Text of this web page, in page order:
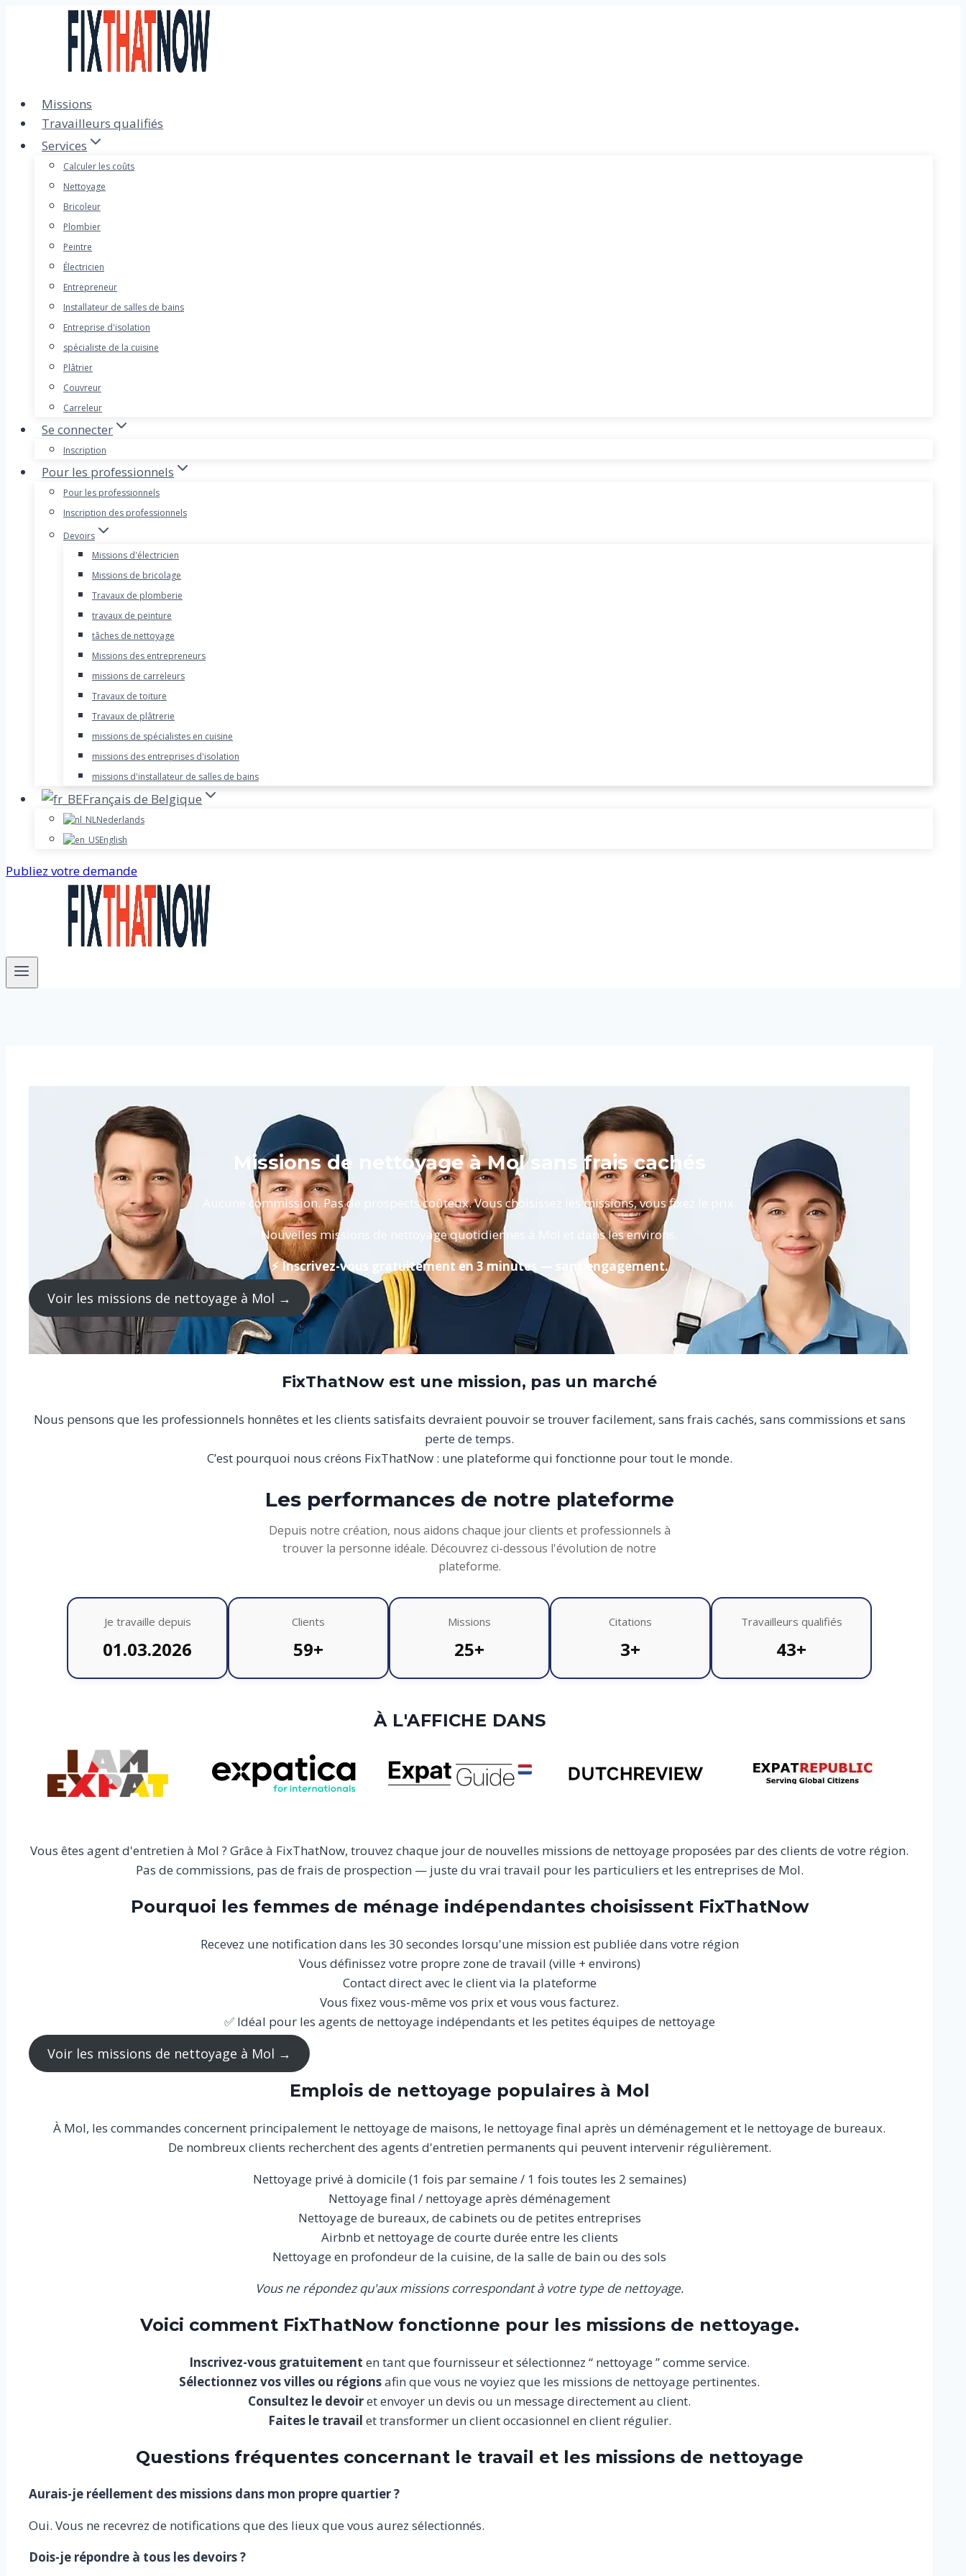
Missions
Travailleurs qualifiés
Services
Calculer les coûts
Nettoyage
Bricoleur
Plombier
Peintre
Électricien
Entrepreneur
Installateur de salles de bains
Entreprise d'isolation
spécialiste de la cuisine
Plâtrier
Couvreur
Carreleur
Se connecter
Inscription
Pour les professionnels
Pour les professionnels
Inscription des professionnels
Devoirs
Missions d'électricien
Missions de bricolage
Travaux de plomberie
travaux de peinture
tâches de nettoyage
Missions des entrepreneurs
missions de carreleurs
Travaux de toiture
Travaux de plâtrerie
missions de spécialistes en cuisine
missions des entreprises d'isolation
missions d'installateur de salles de bains
Français de Belgique
Nederlands
English
Publiez votre demande
Missions de nettoyage à Mol sans frais cachés
Aucune commission. Pas de prospects coûteux. Vous choisissez les missions, vous fixez le prix.
Nouvelles missions de nettoyage quotidiennes à Mol et dans les environs.
⚡ Inscrivez-vous gratuitement en 3 minutes — sans engagement.
Voir les missions de nettoyage à Mol →
FixThatNow est une mission, pas un marché
Nous pensons que les professionnels honnêtes et les clients satisfaits devraient pouvoir se trouver facilement, sans frais cachés, sans commissions et sans
perte de temps.
C’est pourquoi nous créons FixThatNow : une plateforme qui fonctionne pour tout le monde.
Les performances de notre plateforme
Depuis notre création, nous aidons chaque jour clients et professionnels à
trouver la personne idéale. Découvrez ci-dessous l'évolution de notre
plateforme.
Je travaille depuis
01.03.2026
Clients
59+
Missions
25+
Citations
3+
Travailleurs qualifiés
43+
À L'AFFICHE DANS
Vous êtes agent d'entretien à Mol ? Grâce à FixThatNow, trouvez chaque jour de nouvelles missions de nettoyage proposées par des clients de votre région.
Pas de commissions, pas de frais de prospection — juste du vrai travail pour les particuliers et les entreprises de Mol.
Pourquoi les femmes de ménage indépendantes choisissent FixThatNow
Recevez une notification dans les 30 secondes lorsqu'une mission est publiée dans votre région
Vous définissez votre propre zone de travail (ville + environs)
Contact direct avec le client via la plateforme
Vous fixez vous-même vos prix et vous vous facturez.
✅ Idéal pour les agents de nettoyage indépendants et les petites équipes de nettoyage
Voir les missions de nettoyage à Mol →
Emplois de nettoyage populaires à Mol
À Mol, les commandes concernent principalement le nettoyage de maisons, le nettoyage final après un déménagement et le nettoyage de bureaux.
De nombreux clients recherchent des agents d'entretien permanents qui peuvent intervenir régulièrement.
Nettoyage privé à domicile (1 fois par semaine / 1 fois toutes les 2 semaines)
Nettoyage final / nettoyage après déménagement
Nettoyage de bureaux, de cabinets ou de petites entreprises
Airbnb et nettoyage de courte durée entre les clients
Nettoyage en profondeur de la cuisine, de la salle de bain ou des sols
Vous ne répondez qu'aux missions correspondant à votre type de nettoyage.
Voici comment FixThatNow fonctionne pour les missions de nettoyage.
Inscrivez-vous gratuitement en tant que fournisseur et sélectionnez “ nettoyage ” comme service.
Sélectionnez vos villes ou régionsafin que vous ne voyiez que les missions de nettoyage pertinentes.
Consultez le devoiret envoyer un devis ou un message directement au client.
Faites le travail et transformer un client occasionnel en client régulier.
Questions fréquentes concernant le travail et les missions de nettoyage
Aurais-je réellement des missions dans mon propre quartier ?
Oui. Vous ne recevrez de notifications que des lieux que vous aurez sélectionnés.
Dois-je répondre à tous les devoirs ?